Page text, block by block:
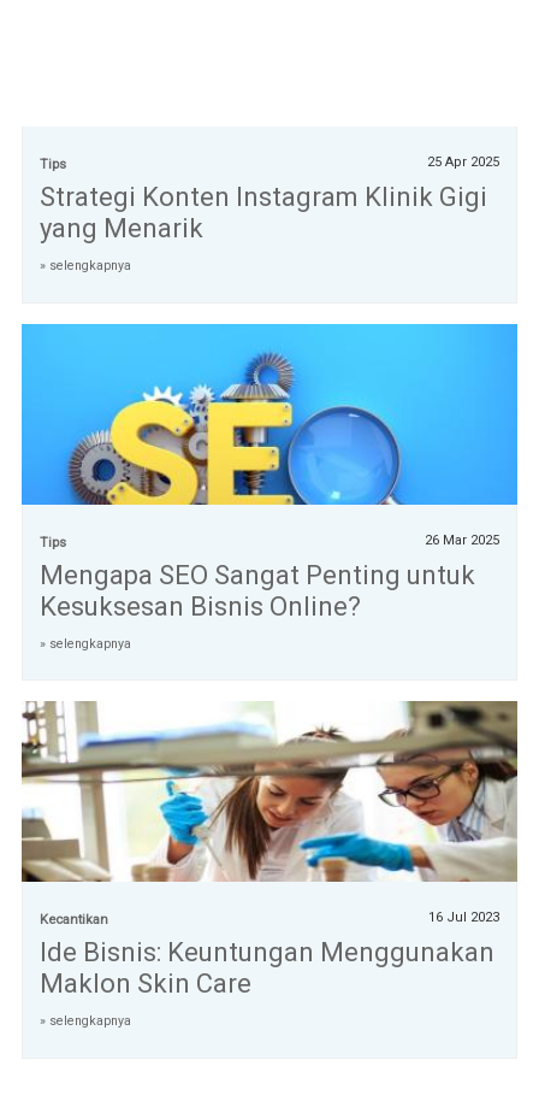
Tips 25 Apr 2025
Strategi Konten Instagram Klinik Gigi
yang Menarik
» selengkapnya
Tips 26 Mar 2025
Mengapa SEO Sangat Penting untuk
Kesuksesan Bisnis Online?
» selengkapnya
Kecantikan 16 Jul 2023
Ide Bisnis: Keuntungan Menggunakan
Maklon Skin Care
» selengkapnya